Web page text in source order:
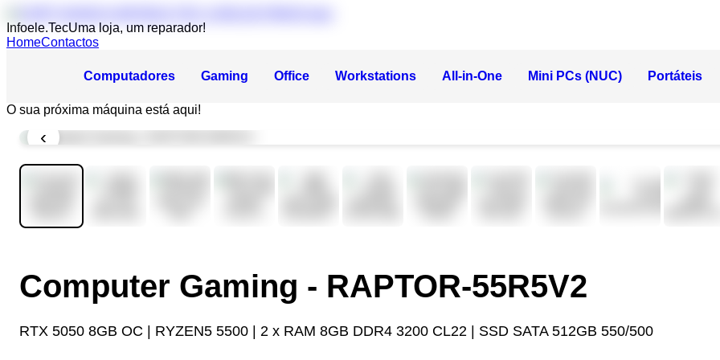
Infoele.TecUma loja, um reparador!
HomeContactos
Computadores Gaming Office Workstations All-in-One Mini PCs (NUC) Portáteis
O sua próxima máquina está aqui!
‹
Computer Gaming - RAPTOR-55R5V2
RTX 5050 8GB OC | RYZEN5 5500 | 2 x RAM 8GB DDR4 3200 CL22 | SSD SATA 512GB 550/500